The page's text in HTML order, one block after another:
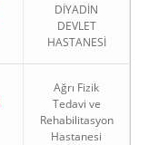
DİYADİN
DEVLET
HASTANESİ
Ağrı Fizik
Tedavi ve
Rehabilitasyon
Hastanesi